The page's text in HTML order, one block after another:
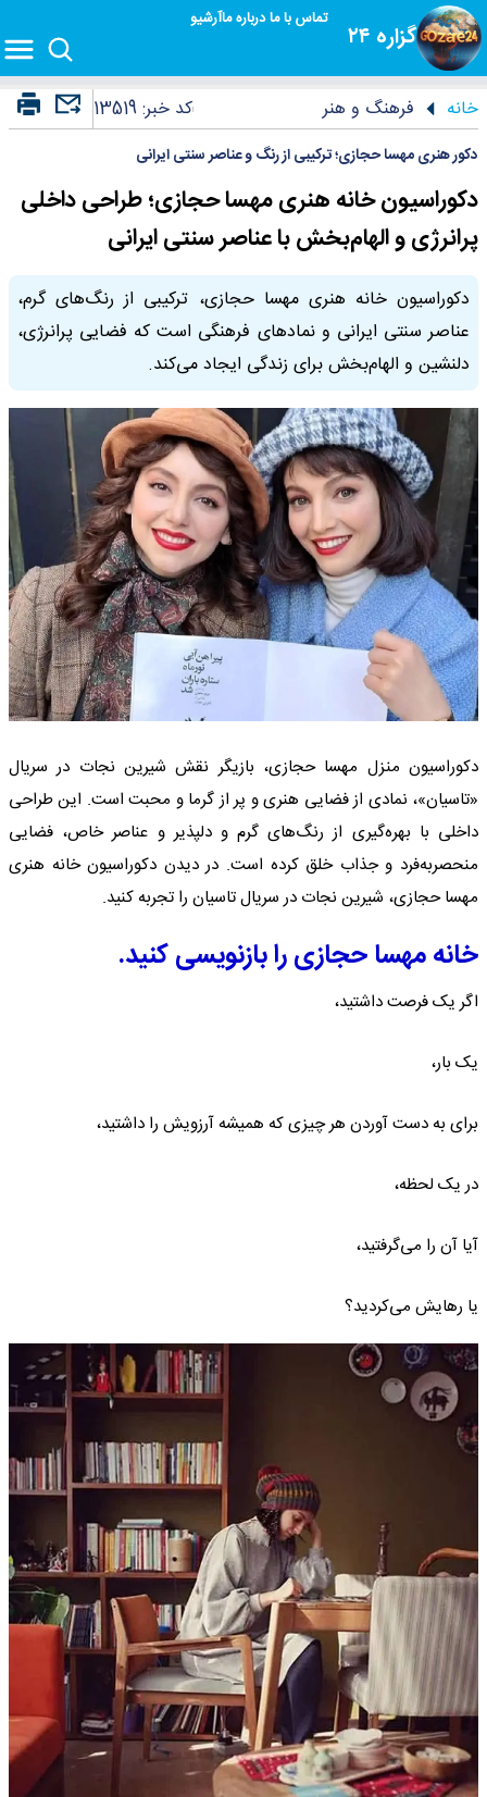
گزاره ۲۴
تماس با مادرباره ماآرشیو
خانه فرهنگ و هنر کد خبر:13519
دکور هنری مهسا حجازی؛ ترکیبی از رنگ و عناصر سنتی ایرانی
دکوراسیون خانه هنری مهسا حجازی؛ طراحی داخلی
پرانرژی و الهام‌بخش با عناصر سنتی ایرانی
دکوراسیون خانه هنری مهسا حجازی، ترکیبی از رنگ‌های گرم،
عناصر سنتی ایرانی و نمادهای فرهنگی است که فضایی پرانرژی،
دلنشین و الهام‌بخش برای زندگی ایجاد می‌کند.
دکوراسیون منزل مهسا حجازی، بازیگر نقش شیرین نجات در سریال
«تاسیان»، نمادی از فضایی هنری و پر از گرما و محبت است. این طراحی
داخلی با بهره‌گیری از رنگ‌های گرم و دلپذیر و عناصر خاص، فضایی
منحصربه‌فرد و جذاب خلق کرده است. در دیدن دکوراسیون خانه هنری
مهسا حجازی، شیرین نجات در سریال تاسیان را تجربه کنید.
خانه مهسا حجازی را بازنویسی کنید.
اگر یک فرصت داشتید،
یک بار،
برای به دست آوردن هر چیزی که همیشه آرزویش را داشتید،
در یک لحظه،
آیا آن را می‌گرفتید،
یا رهایش می‌کردید؟